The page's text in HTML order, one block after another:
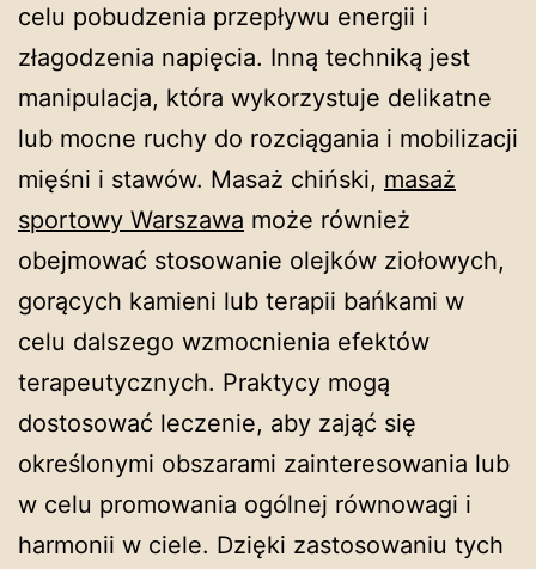
celu pobudzenia przepływu energii i
złagodzenia napięcia. Inną techniką jest
manipulacja, która wykorzystuje delikatne
lub mocne ruchy do rozciągania i mobilizacji
mięśni i stawów. Masaż chiński, masaż
sportowy Warszawa może również
obejmować stosowanie olejków ziołowych,
gorących kamieni lub terapii bańkami w
celu dalszego wzmocnienia efektów
terapeutycznych. Praktycy mogą
dostosować leczenie, aby zająć się
określonymi obszarami zainteresowania lub
w celu promowania ogólnej równowagi i
harmonii w ciele. Dzięki zastosowaniu tych